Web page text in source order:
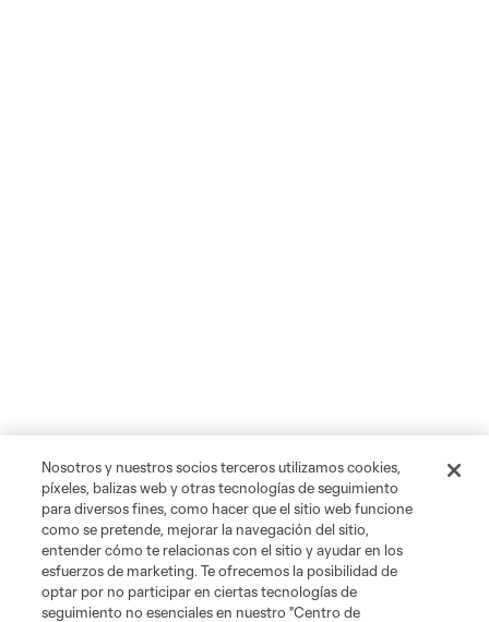
Nosotros y nuestros socios terceros utilizamos cookies,
píxeles, balizas web y otras tecnologías de seguimiento
para diversos fines, como hacer que el sitio web funcione
como se pretende, mejorar la navegación del sitio,
entender cómo te relacionas con el sitio y ayudar en los
esfuerzos de marketing. Te ofrecemos la posibilidad de
optar por no participar en ciertas tecnologías de
seguimiento no esenciales en nuestro "Centro de